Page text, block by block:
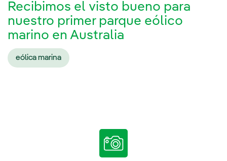
Recibimos el visto bueno para
nuestro primer parque eólico
marino en Australia
eólica marina